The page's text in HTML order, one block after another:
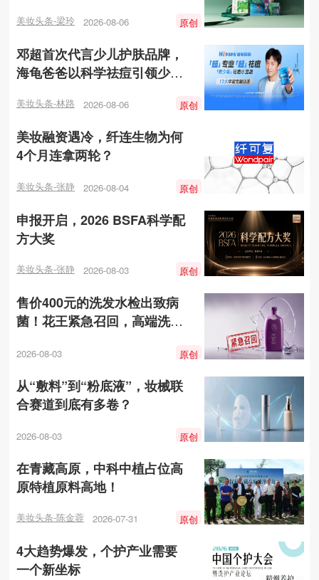
美妆头条-梁玲 2026-08-06 原创
邓超首次代言少儿护肤品牌，
海龟爸爸以科学祛痘引领少儿
美妆头条-林路 2026-08-06 原创
美妆融资遇冷，纤连生物为何
4个月连拿两轮？
美妆头条-张静 2026-08-04 原创
申报开启，2026 BSFA科学配
方大奖
美妆头条-张静 2026-08-03 原创
售价400元的洗发水检出致病
菌！花王紧急召回，高端洗护
2026-08-03 原创
从“敷料”到“粉底液”，妆械联
合赛道到底有多卷？
2026-08-03 原创
在青藏高原，中科中植占位高
原特植原料高地！
美妆头条-陈金蓉 2026-07-31 原创
4大趋势爆发，个护产业需要
一个新坐标